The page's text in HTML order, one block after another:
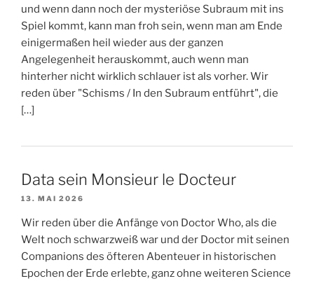
und wenn dann noch der mysteriöse Subraum mit ins
Spiel kommt, kann man froh sein, wenn man am Ende
einigermaßen heil wieder aus der ganzen
Angelegenheit herauskommt, auch wenn man
hinterher nicht wirklich schlauer ist als vorher. Wir
reden über "Schisms / In den Subraum entführt", die
[…]
Data sein Monsieur le Docteur
13. MAI 2026
Wir reden über die Anfänge von Doctor Who, als die
Welt noch schwarzweiß war und der Doctor mit seinen
Companions des öfteren Abenteuer in historischen
Epochen der Erde erlebte, ganz ohne weiteren Science